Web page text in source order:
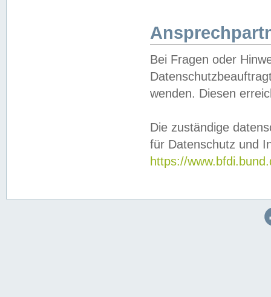
Bei Fragen oder
wenden. Diesen
Die zuständige
für Datenschutz und
https://